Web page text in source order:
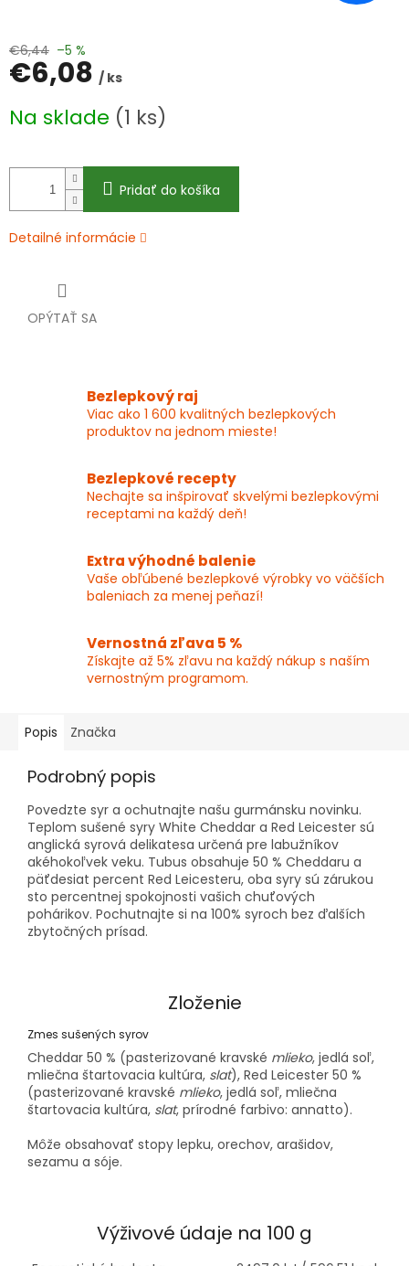
€6,44 –5 %
€6,08 / ks
cena:
Na sklade (1 ks)
Pridať do košíka
Detailné informácie
OPÝTAŤ SA
Bezlepkový raj
Viac ako 1 600 kvalitných bezlepkových
produktov na jednom mieste!
Bezlepkové recepty
Nechajte sa inšpirovať skvelými bezlepkovými
receptami na každý deň!
Extra výhodné balenie
Vaše obľúbené bezlepkové výrobky vo väčších
baleniach za menej peňazí!
Vernostná zľava 5 %
Získajte až 5% zľavu na každý nákup s naším
vernostným programom.
Popis Značka
Podrobný popis
Povedzte syr a ochutnajte našu gurmánsku novinku.
Teplom sušené syry White Cheddar a Red Leicester sú
anglická syrová delikatesa určená pre labužníkov
akéhokoľvek veku. Tubus obsahuje 50 % Cheddaru a
päťdesiat percent Red Leicesteru, oba syry sú zárukou
sto percentnej spokojnosti vašich chuťových
pohárikov. Pochutnajte si na 100% syroch bez ďalších
zbytočných prísad.
Zloženie
Zmes sušených syrov
Cheddar 50 % (pasterizované kravské mlieko, jedlá soľ,
mliečna štartovacia kultúra, slat), Red Leicester 50 %
(pasterizované kravské mlieko, jedlá soľ, mliečna
štartovacia kultúra, slat, prírodné farbivo: annatto).
Môže obsahovať stopy lepku, orechov, arašidov,
sezamu a sóje.
Výživové údaje na 100 g